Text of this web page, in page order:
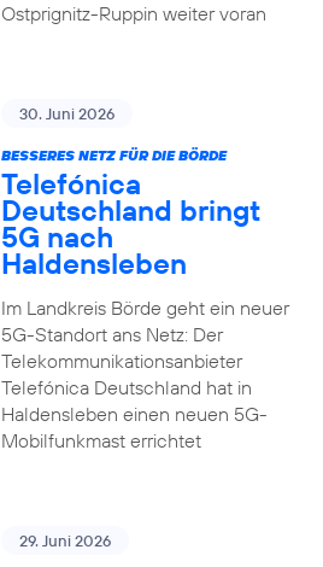
Ostprignitz-Ruppin weiter voran
30. Juni 2026
BESSERES NETZ FÜR DIE BÖRDE
Telefónica
Deutschland bringt
5G nach
Haldensleben
Im Landkreis Börde geht ein neuer
5G-Standort ans Netz: Der
Telekommunikationsanbieter
Telefónica Deutschland hat in
Haldensleben einen neuen 5G-
Mobilfunkmast errichtet
29. Juni 2026